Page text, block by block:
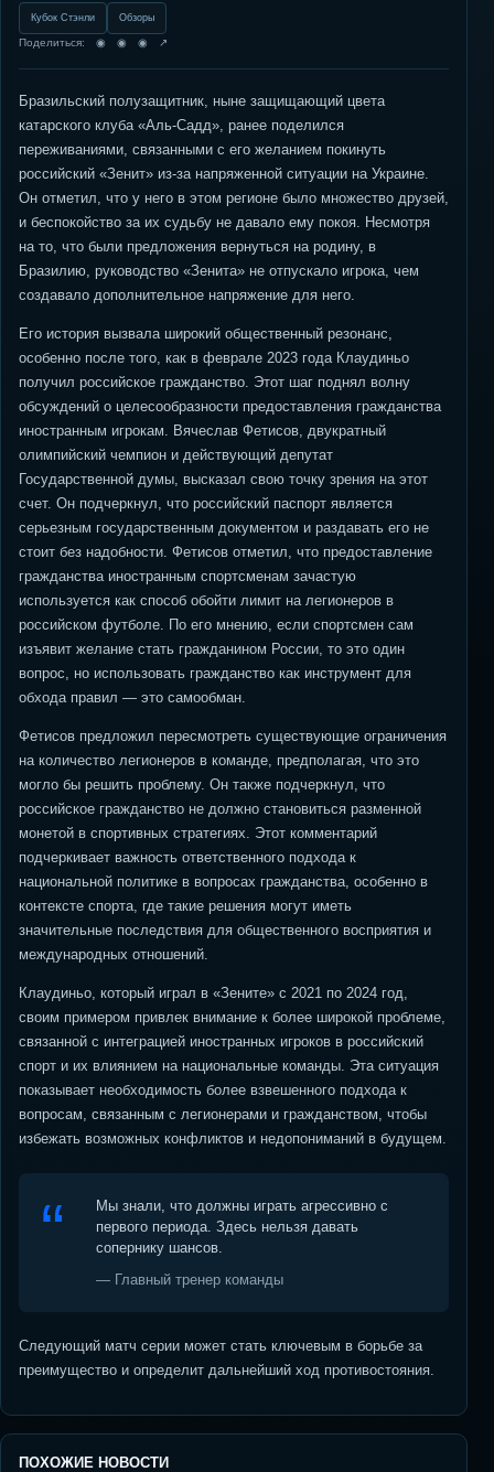
Кубок Стэнли Обзоры
Поделиться: ◉ ◉ ◉ ↗
Бразильский полузащитник, ныне защищающий цвета
катарского клуба «Аль-Садд», ранее поделился
переживаниями, связанными с его желанием покинуть
российский «Зенит» из-за напряженной ситуации на Украине.
Он отметил, что у него в этом регионе было множество друзей,
и беспокойство за их судьбу не давало ему покоя. Несмотря
на то, что были предложения вернуться на родину, в
Бразилию, руководство «Зенита» не отпускало игрока, чем
создавало дополнительное напряжение для него.
Его история вызвала широкий общественный резонанс,
особенно после того, как в феврале 2023 года Клаудиньо
получил российское гражданство. Этот шаг поднял волну
обсуждений о целесообразности предоставления гражданства
иностранным игрокам. Вячеслав Фетисов, двукратный
олимпийский чемпион и действующий депутат
Государственной думы, высказал свою точку зрения на этот
счет. Он подчеркнул, что российский паспорт является
серьезным государственным документом и раздавать его не
стоит без надобности. Фетисов отметил, что предоставление
гражданства иностранным спортсменам зачастую
используется как способ обойти лимит на легионеров в
российском футболе. По его мнению, если спортсмен сам
изъявит желание стать гражданином России, то это один
вопрос, но использовать гражданство как инструмент для
обхода правил — это самообман.
Фетисов предложил пересмотреть существующие ограничения
на количество легионеров в команде, предполагая, что это
могло бы решить проблему. Он также подчеркнул, что
российское гражданство не должно становиться разменной
монетой в спортивных стратегиях. Этот комментарий
подчеркивает важность ответственного подхода к
национальной политике в вопросах гражданства, особенно в
контексте спорта, где такие решения могут иметь
значительные последствия для общественного восприятия и
международных отношений.
Клаудиньо, который играл в «Зените» с 2021 по 2024 год,
своим примером привлек внимание к более широкой проблеме,
связанной с интеграцией иностранных игроков в российский
спорт и их влиянием на национальные команды. Эта ситуация
показывает необходимость более взвешенного подхода к
вопросам, связанным с легионерами и гражданством, чтобы
избежать возможных конфликтов и недопониманий в будущем.
Мы знали, что должны играть агрессивно с
первого периода. Здесь нельзя давать
сопернику шансов.
— Главный тренер команды
Следующий матч серии может стать ключевым в борьбе за
преимущество и определит дальнейший ход противостояния.
ПОХОЖИЕ НОВОСТИ